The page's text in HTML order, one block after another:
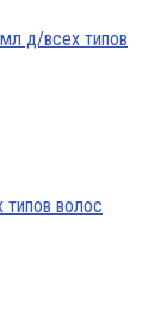
волос